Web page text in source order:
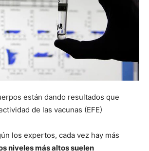
están dando resultados que
de las vacunas (EFE)
los expertos, cada vez hay más
niveles más altos suelen